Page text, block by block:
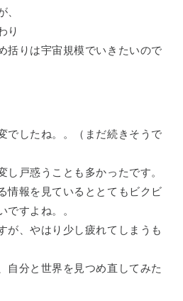
、
り
括りは宇宙規模でいきたいので
でしたね。。（まだ続きそうで
し戸惑うことも多かったです。
情報を見ているととてもビクビ
ですよね。。
が、やはり少し疲れてしまうも
自分と世界を見つめ直してみた